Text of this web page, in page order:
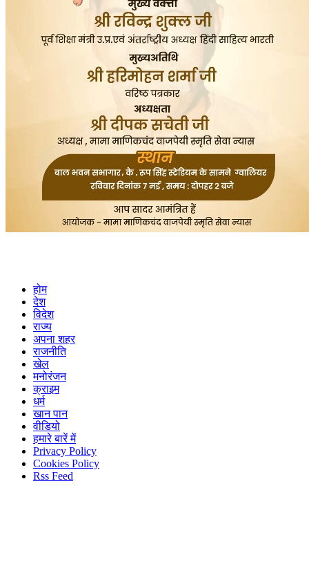
होम
देश
विदेश
राज्य
अपना शहर
राजनीति
खेल
मनोरंजन
क्राइम
धर्म
खान पान
वीडियो
हमारे बारें में
Privacy Policy
Cookies Policy
Rss Feed